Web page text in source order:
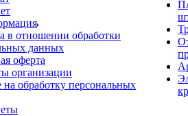
в отношении обработки
данных
оферта
организации
на обработку персональных